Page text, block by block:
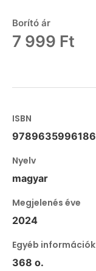
Borító ár
7 999 Ft
ISBN
9789635996186
Nyelv
magyar
Megjelenés éve
2024
Egyéb információk
368 o.